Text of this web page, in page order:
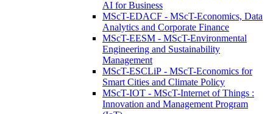
AI for Business
MScT-EDACF - MScT-Economics, Data
Analytics and Corporate Finance
MScT-EESM - MScT-Environmental
Engineering and Sustainability
Management
MScT-ESCLiP - MScT-Economics for
Smart Cities and Climate Policy
MScT-IOT - MScT-Internet of Things :
Innovation and Management Program